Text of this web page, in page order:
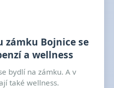
zámku Bojnice se
a wellness
bydlí na zámku. A v
také wellness.